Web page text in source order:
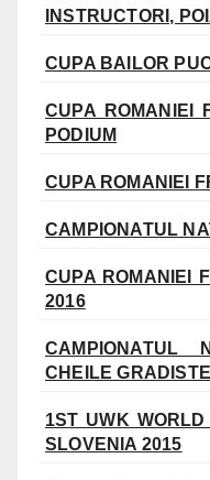
INSTRUCTORI,
CUPA BAILOR
CUPA ROMANIEI
PODIUM
CUPA ROMANIEI
CAMPIONATUL
CUPA ROMANIEI
2016
CHEILE
1ST UWK
SLOVENIA 2015